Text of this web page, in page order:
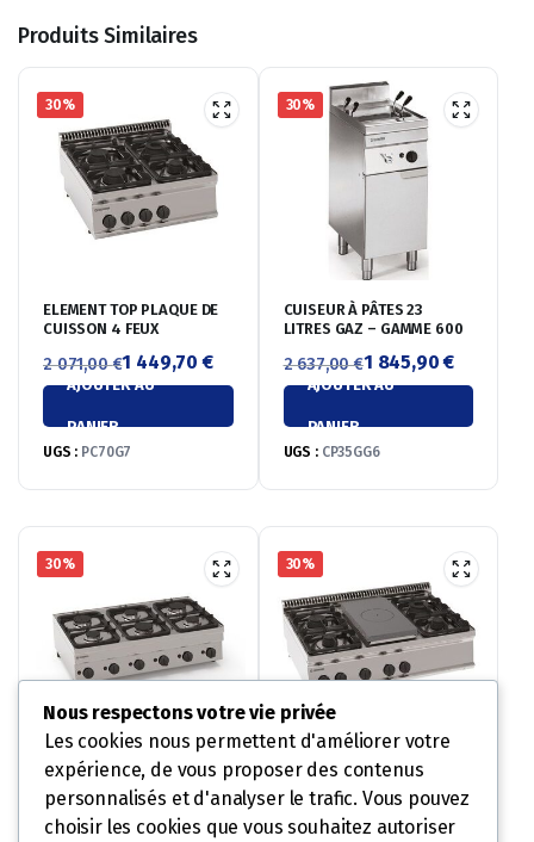
Produits Similaires
30%
ELEMENT TOP PLAQUE DE
CUISSON 4 FEUX
2 071,00€
Le
prix
initial
071,00 €.
1 449,70€
Le
prix
actuel
449,70 €.
AJOUTER AU
PANIER
UGS : PC70G7
30%
CUISEUR À PÂTES 23
LITRES GAZ – GAMME 600
2 637,00€
Le
prix
initial
637,00 €.
1 845,90€
Le
prix
actuel
845,90 €.
AJOUTER AU
PANIER
UGS : CP35GG6
30%
PLAQUE DE CUISSON TOP 6
FEUX VIFS GAZ – GAMME
600
1 905,00€1 333,50€
30%
ELEMENT TOP 4 FEUX + 1/2
PLAQUE COUP DE FEU
3 352,00€2 346,40€
Nous respectons votre vie privée
Les cookies nous permettent d'améliorer votre
expérience, de vous proposer des contenus
personnalisés et d'analyser le trafic. Vous pouvez
choisir les cookies que vous souhaitez autoriser